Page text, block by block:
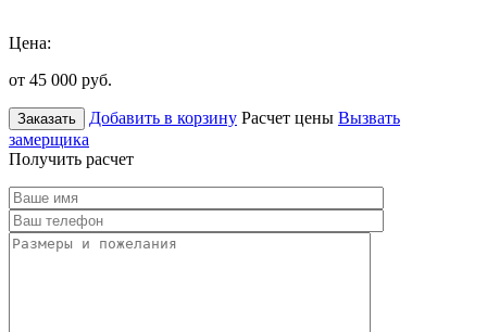
Цена:
от 45 000 руб.
Заказать Добавить в корзину Расчет цены Вызвать
замерщика
Получить расчет